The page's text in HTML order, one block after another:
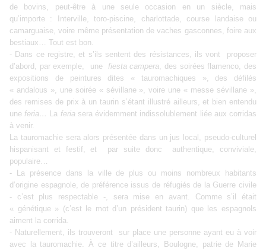
de bovins, peut-être à une seule occasion en un siècle, mais
qu’importe : Interville, toro-piscine, charlottade, course landaise ou
camarguaise, voire même présentation de vaches gasconnes, foire aux
bestiaux… Tout est bon.
- Dans ce registre, et s’ils sentent des résistances, ils vont proposer
d’abord, par exemple, une fiesta campera, des soirées flamenco, des
expositions de peintures dites « tauromachiques », des défilés
« andalous », une soirée « sévillane », voire une « messe sévillane »,
des remises de prix à un taurin s’étant illustré ailleurs, et bien entendu
une feria… La feriasera évidemment indissolublement liée aux corridas
à venir.
La tauromachie sera alors présentée dans un jus local, pseudo-culturel
hispanisant et festif, et par suite donc authentique, conviviale,
populaire…
- La présence dans la ville de plus ou moins nombreux habitants
d’origine espagnole, de préférence issus de réfugiés de la Guerre civile
- c’est plus respectable -, sera mise en avant. Comme s’il était
« génétique » (c’est le mot d’un président taurin) que les espagnols
aiment la corrida.
- Naturellement, ils trouveront sur place une personne ayant eu à voir
avec la tauromachie. À ce titre d’ailleurs, Boulogne, patrie de Marie